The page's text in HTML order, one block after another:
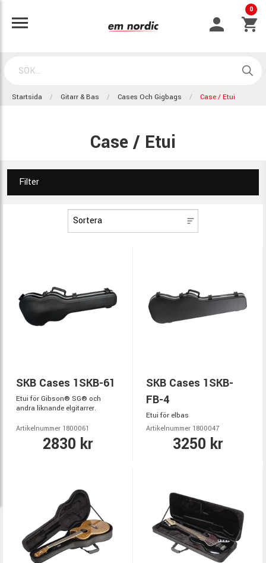
0
Startsida Gitarr & Bas Cases Och Gigbags Case / Etui
Case / Etui
Filter
SKB Cases 1SKB-61
Etui för Gibson® SG® och
andra liknande elgitarrer.
Artikelnummer 1800061
2830 kr
SKB Cases 1SKB-
FB-4
Etui för elbas
Artikelnummer 1800047
3250 kr